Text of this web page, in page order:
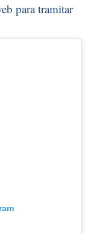
para tramitar